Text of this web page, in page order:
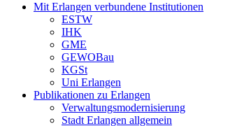
Mit Erlangen verbundene Institutionen
ESTW
IHK
GME
GEWOBau
KGSt
Uni Erlangen
Publikationen zu Erlangen
Verwaltungsmodernisierung
Stadt Erlangen allgemein